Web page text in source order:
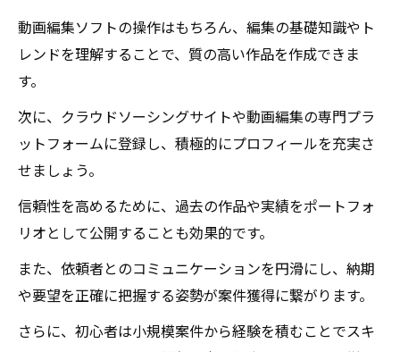
動画編集ソフトの操作はもちろん、編集の基礎知識やト
レンドを理解することで、質の高い作品を作成できま
す。
次に、クラウドソーシングサイトや動画編集の専門プラ
ットフォームに登録し、積極的にプロフィールを充実さ
せましょう。
信頼性を高めるために、過去の作品や実績をポートフォ
リオとして公開することも効果的です。
また、依頼者とのコミュニケーションを円滑にし、納期
や要望を正確に把握する姿勢が案件獲得に繋がります。
さらに、初心者は小規模案件から経験を積むことでスキ